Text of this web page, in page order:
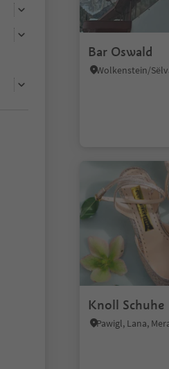
Bar Oswald
Knoll Schuhe
Pawigl, Lana,